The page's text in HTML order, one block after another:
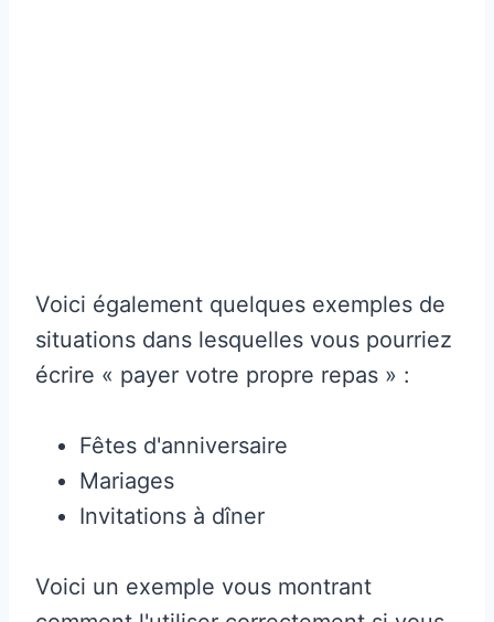
Voici également quelques exemples de
situations dans lesquelles vous pourriez
écrire « payer votre propre repas » :
Fêtes d'anniversaire
Mariages
Invitations à dîner
Voici un exemple vous montrant